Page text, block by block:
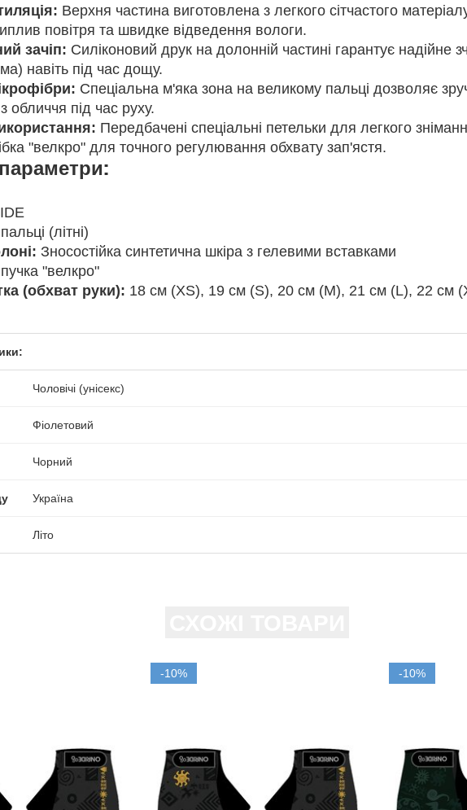
Верхня частина виготовлена з легкого сітчастого
повітря та швидке відведення вологи.
зачіп: Силіконовий друк на долонній частині гарантує надійне
навіть під час дощу.
Спеціальна м'яка зона на великому пальці дозволяє
обличчя під час руху.
Передбачені спеціальні петельки для легкого
"велкро" для точного регулювання обхвату зап'ястя.
(літні)
Зносостійка синтетична шкіра з гелевими вставками
"велкро"
(обхват руки): 18 см (XS), 19 см (S), 20 см (M), 21 см (L), 22 см
Чоловічі (унісекс)
Фіолетовий
Чорний
Україна
Літо
-10% -10%